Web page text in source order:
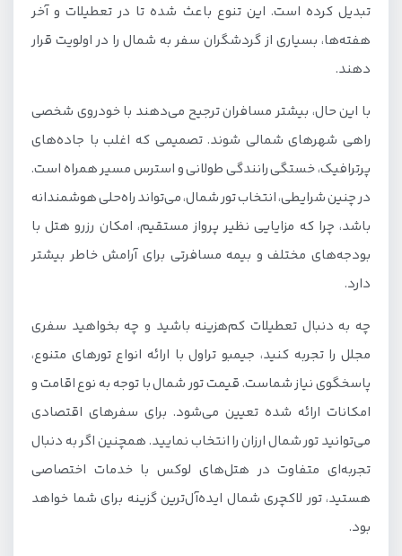
تبدیل کرده است. این تنوع باعث شده تا در تعطیلات و آخر
هفته‌ها، بسیاری از گردشگران سفر به شمال را در اولویت قرار
دهند.
با این حال، بیشتر مسافران ترجیح می‌دهند با خودروی شخصی
راهی شهرهای شمالی شوند. تصمیمی که اغلب با جاده‌های
پر‌ترافیک، خستگی رانندگی طولانی و استرس مسیر همراه است.
در چنین شرایطی، انتخاب تور شمال، می‌تواند راه‌حلی هوشمندانه
باشد، چرا که مزایایی نظیر پرواز مستقیم، امکان رزرو هتل با
بودجه‌های مختلف و بیمه مسافرتی برای آرامش خاطر بیشتر
دارد.
چه به دنبال تعطیلات کم‌هزینه باشید و چه بخواهید سفری
مجلل را تجربه کنید، جیمبو تراول با ارائه انواع تورهای متنوع،
پاسخگوی نیاز شماست. قیمت تور شمال با توجه به نوع اقامت و
امکانات ارائه شده تعیین می‌شود. برای سفرهای اقتصادی
می‌توانید تور شمال ارزان را انتخاب نمایید. همچنین اگر به دنبال
تجربه‌ای متفاوت در هتل‌های لوکس با خدمات اختصاصی
هستید، تور لاکچری شمال ایده‌آل‌ترین گزینه برای شما خواهد
بود.